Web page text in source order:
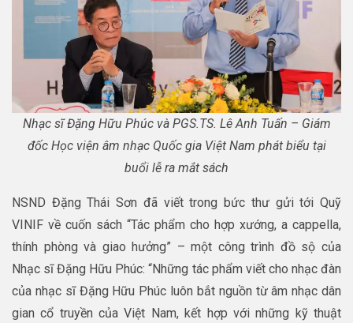
Nhạc sĩ Đặng Hữu Phúc và PGS.TS. Lê Anh Tuấn – Giám
đốc Học viện âm nhạc Quốc gia Việt Nam phát biểu tại
buổi lễ ra mắt sách
NSND Đặng Thái Sơn đã viết trong bức thư gửi tới Quỹ
VINIF về cuốn sách “Tác phẩm cho hợp xướng, a cappella,
thính phòng và giao hưởng” – một công trình đồ sộ của
Nhạc sĩ Đặng Hữu Phúc: “Những tác phẩm viết cho nhạc đàn
của nhạc sĩ Đặng Hữu Phúc luôn bắt nguồn từ âm nhạc dân
gian cổ truyền của Việt Nam, kết hợp với những kỹ thuật